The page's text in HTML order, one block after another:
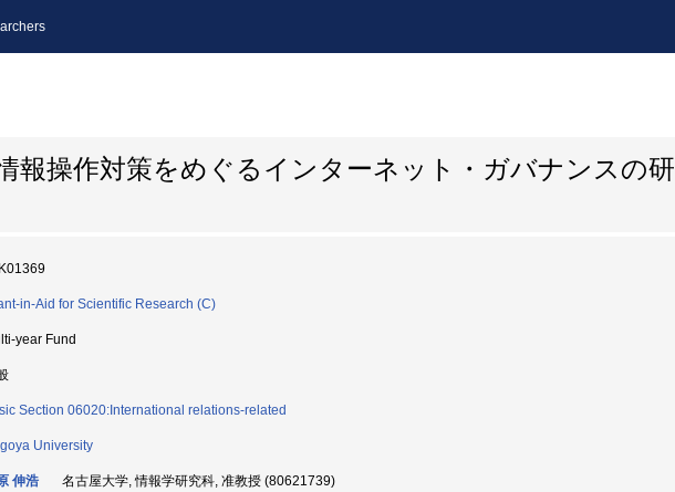
報操作対策をめぐるインターネット・ガバナンスの研
in-Aid for Scientific Research (C)
year Fund
Section 06020:International relations-related
University
伸浩 名古屋大学, 情報学研究科, 准教授 (80621739)